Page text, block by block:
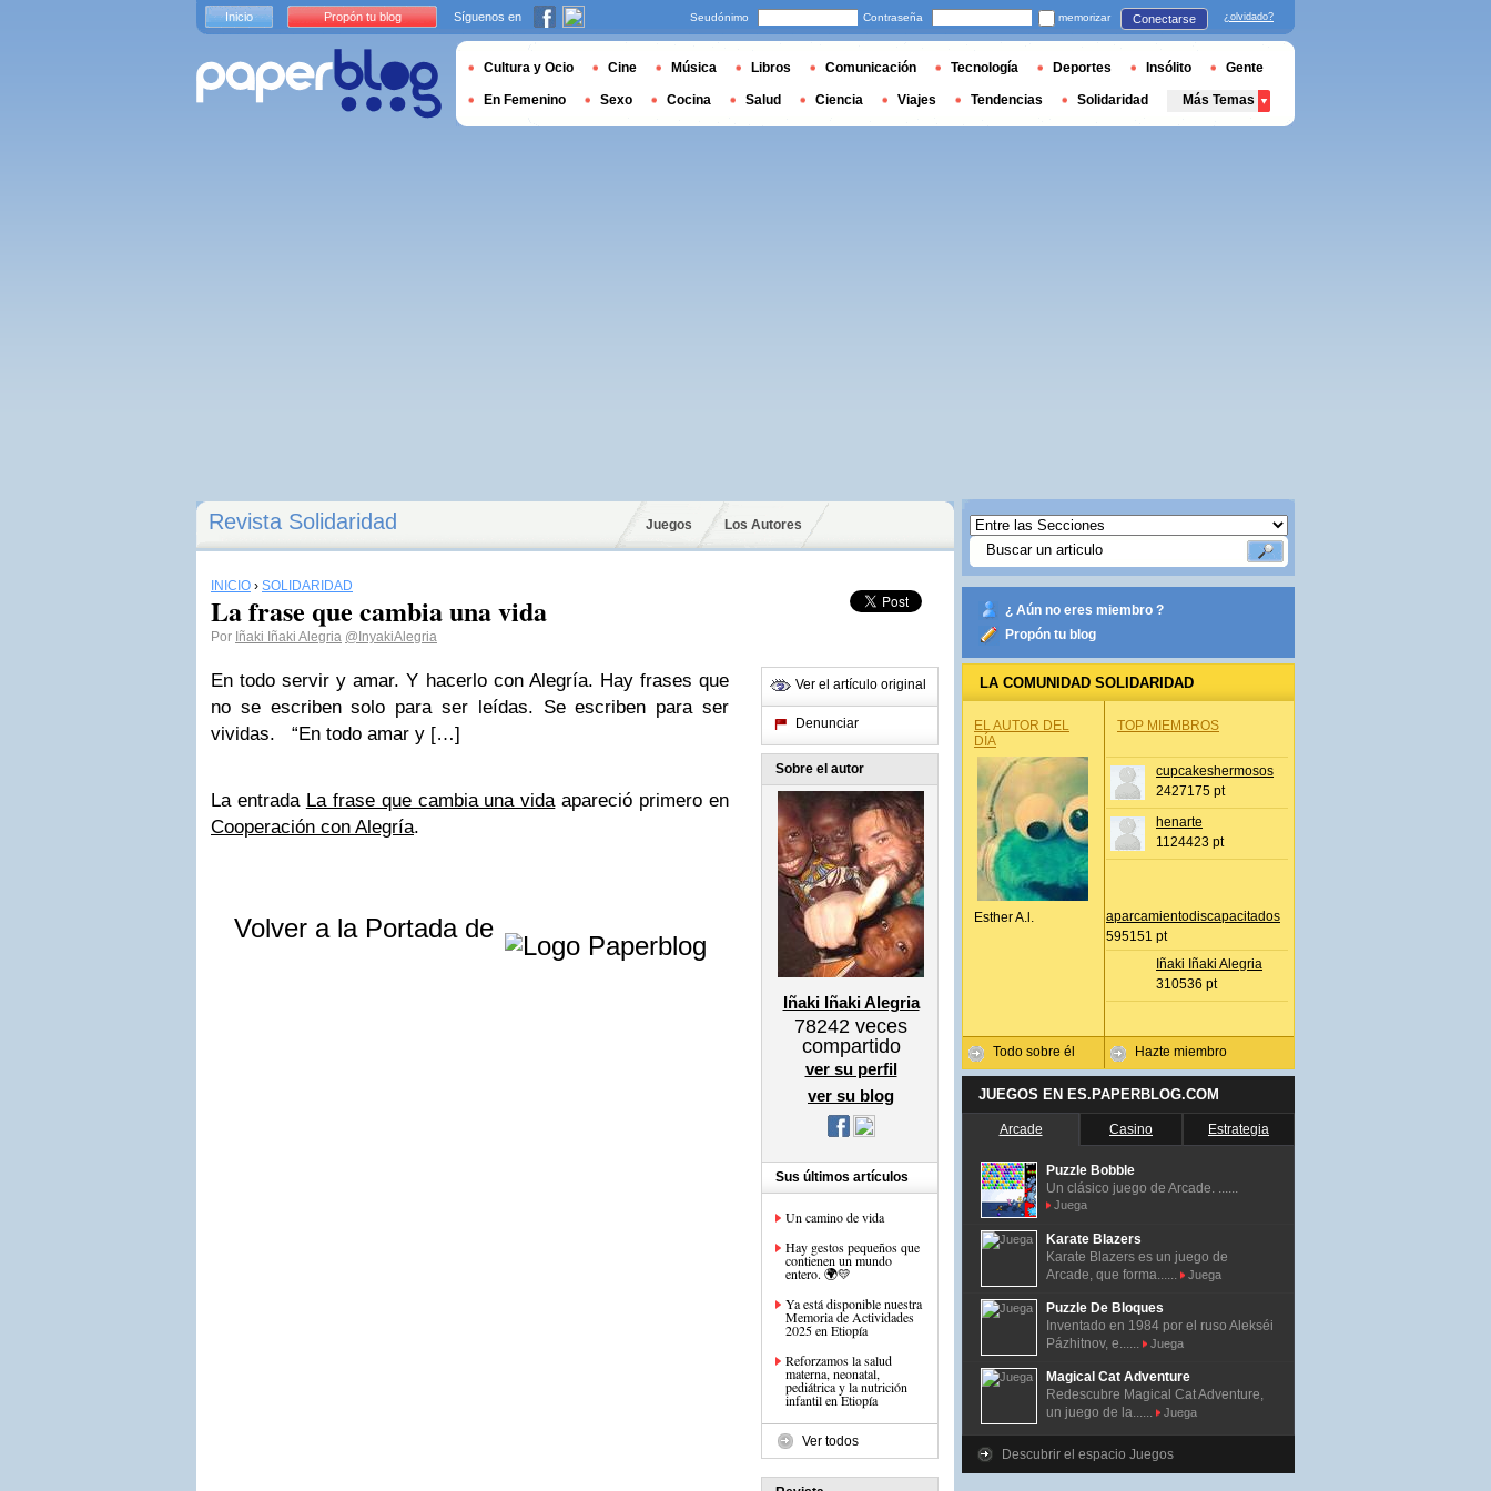
Revista Solidaridad Juegos Los Autores
INICIO › SOLIDARIDAD
La frase que cambia una vida
Por Iñaki Iñaki Alegria @InyakiAlegria
En todo servir y amar. Y hacerlo con Alegría. Hay frases que
no se escriben solo para ser leídas. Se escriben para ser
vividas. “En todo amar y […]
La entrada La frase que cambia una vidaapareció primero en
Cooperación con Alegría.
Volver a la Portada de
Ver el artículo original
Denunciar
Sobre el autor
Iñaki Iñaki Alegria
78242 veces
compartido
ver su perfil
ver su blog
Sus últimos artículos
Un camino de vida
Hay gestos pequeños que
contienen un mundo
entero. 🌍💛
Ya está disponible nuestra
Memoria de Actividades
2025 en Etiopía
Reforzamos la salud
materna, neonatal,
pediátrica y la nutrición
infantil en Etiopía
Ver todos
¿ Aún no eres miembro ?
Propón tu blog
LA COMUNIDAD SOLIDARIDAD
EL AUTOR DEL
DÍA
Esther A.l.
Todo sobre él
TOP MIEMBROS
cupcakeshermosos
2427175 pt
henarte
1124423 pt
aparcamientodiscapacitados
595151 pt
Iñaki Iñaki Alegria
310536 pt
Hazte miembro
JUEGOS EN ES.PAPERBLOG.COM
Arcade Casino Estrategia
Puzzle Bobble
Un clásico juego de Arcade. ......
Juega
Karate Blazers
Karate Blazers es un juego de
Arcade, que forma......
Juega
Puzzle De Bloques
Inventado en 1984 por el ruso Alekséi
Pázhitnov, e......
Juega
Magical Cat Adventure
Redescubre Magical Cat Adventure,
un juego de la......
Juega
Descubrir el espacio Juegos
Inicio Propón tu blog Síguenos en Seudónimo Contraseña memorizar Conectarse ¿olvidado?
Cultura y Ocio Cine Música Libros Comunicación Tecnología Deportes Insólito Gente
En Femenino Sexo Cocina Salud Ciencia Viajes Tendencias Solidaridad Más Temas